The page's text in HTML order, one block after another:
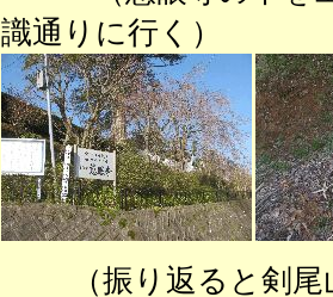
識通りに行く）
（振り返ると剣尾